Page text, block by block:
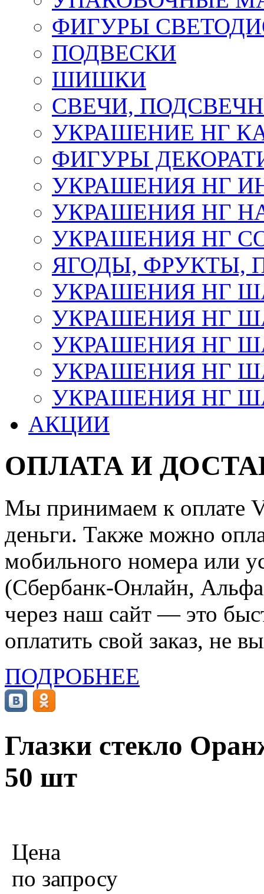
ФИГУРЫ
ПОДВЕСКИ
ШИШКИ
СВЕЧИ,
УКРАШЕНИЕ НГ
ФИГУРЫ
УКРАШЕНИЯ НГ
УКРАШЕНИЯ НГ
УКРАШЕНИЯ НГ
ЯГОДЫ, ФРУКТЫ,
УКРАШЕНИЯ НГ
УКРАШЕНИЯ НГ
УКРАШЕНИЯ НГ
УКРАШЕНИЯ НГ
УКРАШЕНИЯ НГ
АКЦИИ
ОПЛАТА И
Мы принимаем к оплате
деньги. Также можно
мобильного номера или
(Сбербанк-Онлайн,
через наш сайт — это
оплатить свой заказ, не
ПОДРОБНЕЕ
Глазки стекло
50 шт
Цена
по запросу